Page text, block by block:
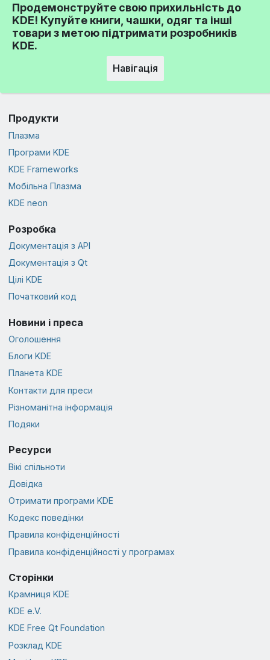
Продемонструйте свою прихильність до
KDE! Купуйте книги, чашки, одяг та інші
товари з метою підтримати розробників
KDE.
Навігація
Продукти
Плазма
Програми KDE
KDE Frameworks
Мобільна Плазма
KDE neon
Розробка
Документація з API
Документація з Qt
Цілі KDE
Початковий код
Новини і преса
Оголошення
Блоги KDE
Планета KDE
Контакти для преси
Різноманітна інформація
Подяки
Ресурси
Вікі спільноти
Довідка
Отримати програми KDE
Кодекс поведінки
Правила конфіденційності
Правила конфіденційності у програмах
Сторінки
Крамниця KDE
KDE e.V.
KDE Free Qt Foundation
Розклад KDE